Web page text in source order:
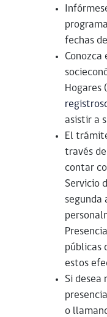
fechas
Hogares
asistir a
El
través
contar
Servicio
segunda
públicas
estos
Si desea
o